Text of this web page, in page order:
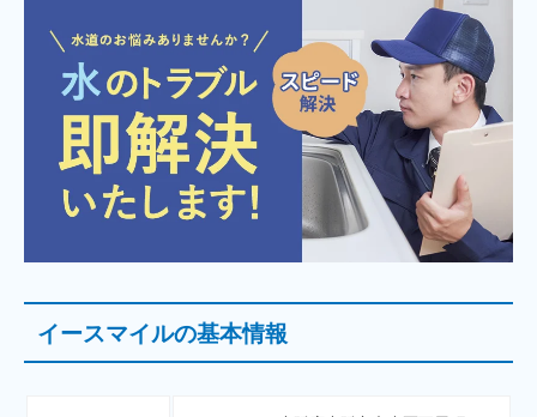
イースマイルの基本情報